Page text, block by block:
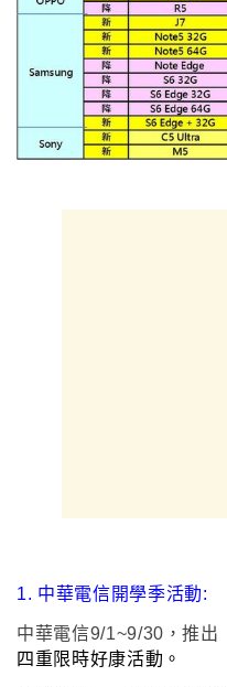
1. 中華電信開學季活動:
中華電信9/1~9/30 ，推出
四重限時好康活動。